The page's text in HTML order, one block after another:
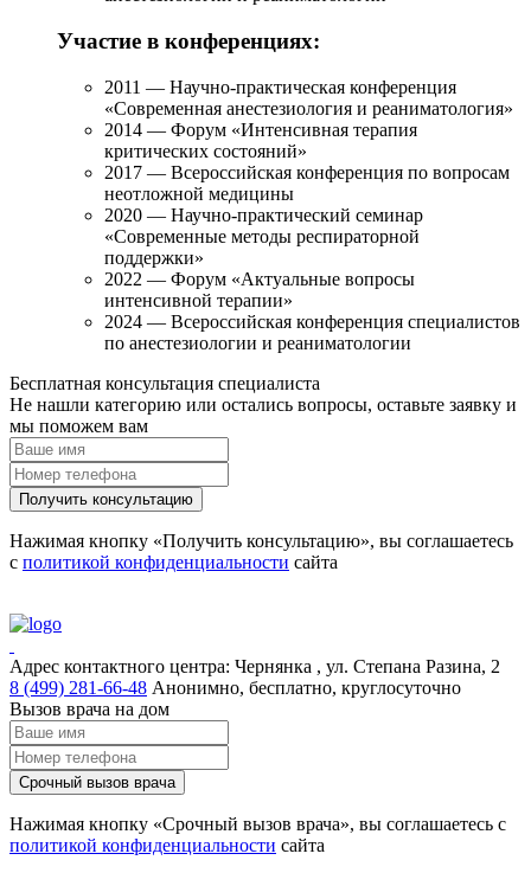
Участие в конференциях:
2011 — Научно-практическая конференция
«Современная анестезиология и реаниматология»
2014 — Форум «Интенсивная терапия
критических состояний»
2017 — Всероссийская конференция по вопросам
неотложной медицины
2020 — Научно-практический семинар
«Современные методы респираторной
поддержки»
2022 — Форум «Актуальные вопросы
интенсивной терапии»
2024 — Всероссийская конференция специалистов
по анестезиологии и реаниматологии
Бесплатная консультация специалиста
Не нашли категорию или остались вопросы, оставьте заявку и
мы поможем вам
Получить консультацию
Нажимая кнопку «Получить консультацию», вы соглашаетесь
с политикой конфиденциальности сайта
Адрес контактного центра: Чернянка , ул. Степана Разина, 2
8 (499) 281-66-48 Анонимно, бесплатно, круглосуточно
Вызов врача на дом
Срочный вызов врача
Нажимая кнопку «Срочный вызов врача», вы соглашаетесь с
политикой конфиденциальности сайта